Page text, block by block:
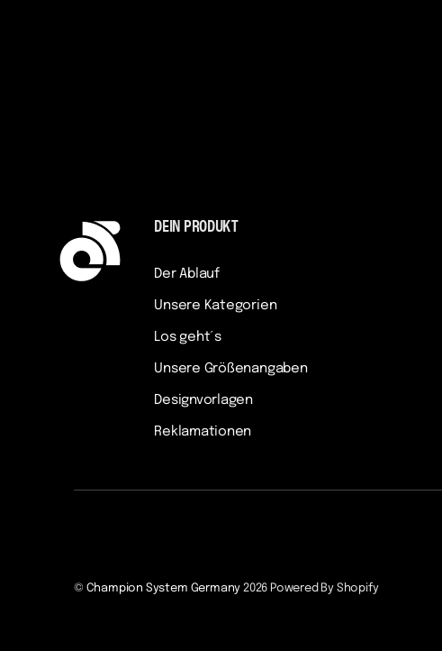
DEIN PRODUKT
Der Ablauf
Unsere Kategorien
Los geht´s
Unsere Größenangaben
Designvorlagen
Reklamationen
© Champion System Germany 2026 Powered By Shopify